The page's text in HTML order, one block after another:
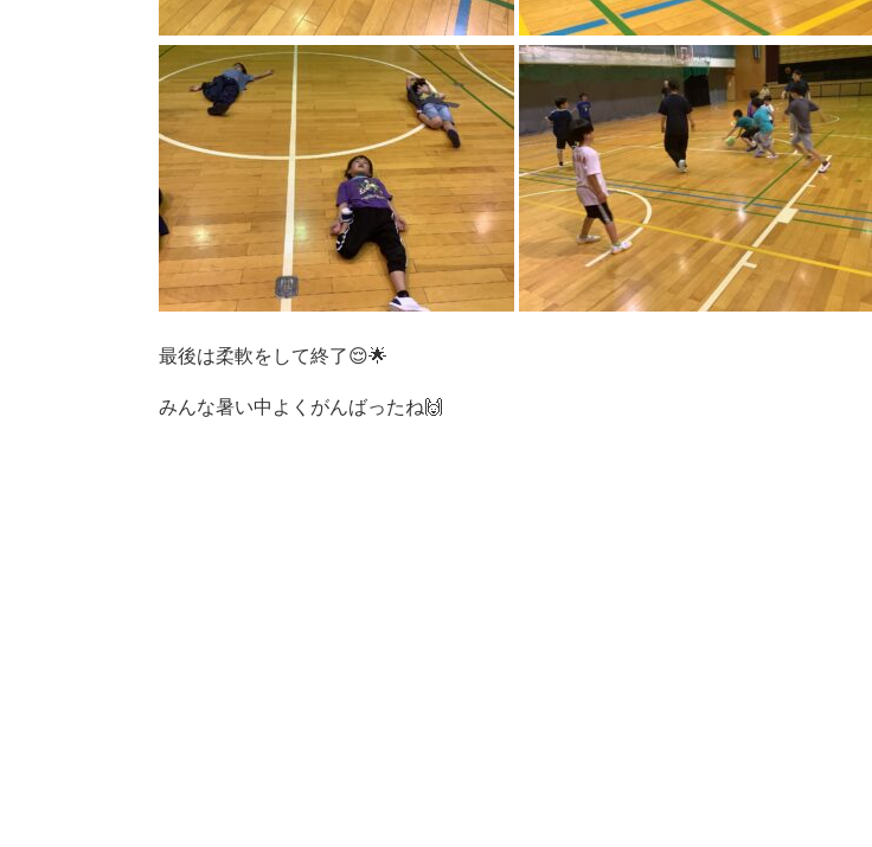
最後は柔軟をして終了😌🌟
みんな暑い中よくがんばったね🙌